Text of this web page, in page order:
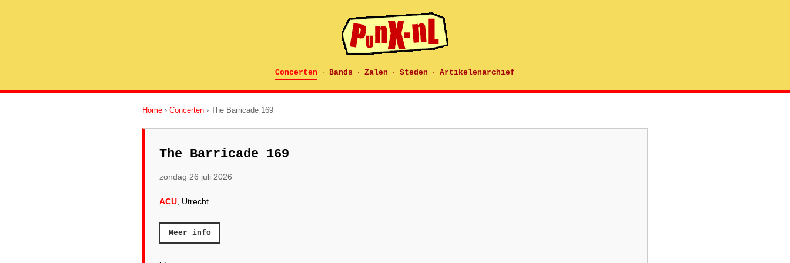
Concerten · Bands · Zalen · Steden · Artikelenarchief
Home › Concerten › The Barricade 169
The Barricade 169
zondag 26 juli 2026
ACU , Utrecht
Meer info